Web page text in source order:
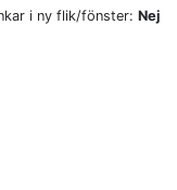
i ny flik/fönster: Nej